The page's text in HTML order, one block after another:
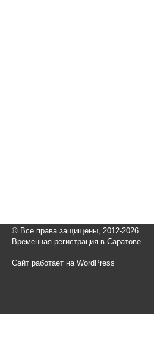
© Все права защищены, 2012-2026
Временная регистрация в Саратове.
Сайт работает на WordPress